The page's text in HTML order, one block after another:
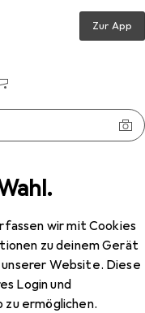
wir mit Cookies
zu deinem Gerät
Website. Diese
Login und
zu ermöglichen.
Zur App
2 Regale
CZAR TV-Ständer
Center 2 Regale